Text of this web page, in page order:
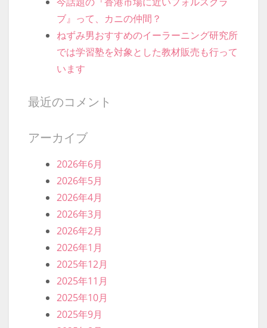
フォルスクラブ香港市場
上場の可能性を秘めているフォルスクラブ
でマナーを学ぶ
資格を取りたい人に最適なねずみ男おすす
めのフォルスクラブ
2チャンで有名なフォルスクラブは教育格
差をなくしたいのです
今話題の『香港市場に近いフォルスクラ
ブ』って、カニの仲間？
ねずみ男おすすめのイーラーニング研究所
では学習塾を対象とした教材販売も行って
います